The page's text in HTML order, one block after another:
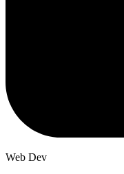
Web Dev